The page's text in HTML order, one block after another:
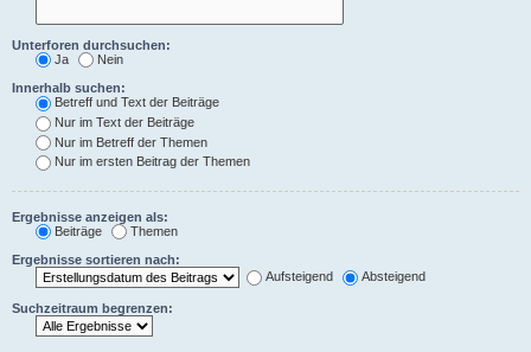
Unterforen durchsuchen:
Ja
Nein
Innerhalb suchen:
Betreff und Text der Beiträge
Nur im Text der Beiträge
Nur im Betreff der Themen
Nur im ersten Beitrag der Themen
Ergebnisse anzeigen als:
Beiträge
Themen
Ergebnisse sortieren nach:
Aufsteigend
Absteigend
Suchzeitraum begrenzen: